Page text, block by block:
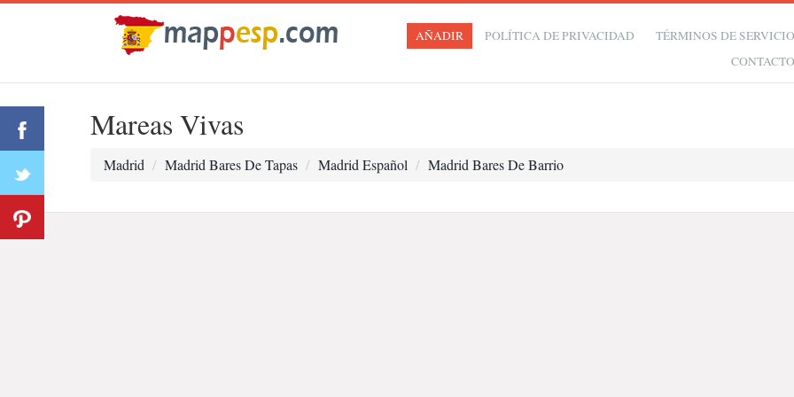
AÑADIR POLÍTICA DE PRIVACIDAD
TÉRMINOS DE
Mareas Vivas
Madrid Madrid Bares De Tapas Madrid Español Madrid Bares De Barrio